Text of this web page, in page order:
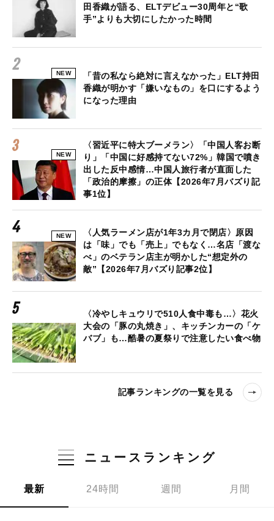
田香織が語る、ELTデビュー30周年と“歌
手”よりも大切にしたかった時間
NEW
「昔の私なら絶対に言えなかった」ELT持田
香織が明かす「嫌いなもの」を口にするよう
になった理由
NEW
〈習近平に特大ブーメラン〉「中国人客お断
り」「中国に好感持てない72%」韓国で噴き
出した反中感情…中国人旅行者が直面した
「政治的摩擦」の正体【2026年7月バズり記
事1位】
NEW
〈人気ラーメン店が1年3カ月で閉店〉原因
は「味」でも「売上」でもなく…名店「渡な
べ」のベテラン店主が明かした“想定外の
敵”【2026年7月バズり記事2位】
〈冷やしキュウリで510人食中毒も…〉花火
大会の「豚の丸焼き」、キッチンカーの「ケ
バブ」も…酷暑の夏祭りで注意したい食べ物
記事ランキングの一覧を見る
ニュースランキング
最新 24時間 週間 月間